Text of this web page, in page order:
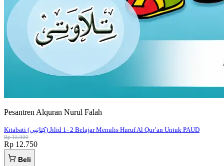
Pesantren Alquran Nurul Falah
Kitabati (كِتَابَتِي) Jilid 1- 2 Belajar Menulis Huruf Al Qur’an Untuk PAUD
Rp 15.000
Rp 12.750
Beli